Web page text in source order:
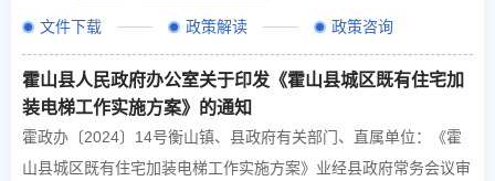
文件下载 政策解读 政策咨询
霍山县人民政府办公室关于印发《霍山县城区既有住宅加
装电梯工作实施方案》的通知
霍政办〔2024〕14号衡山镇、县政府有关部门、直属单位：《霍
山县城区既有住宅加装电梯工作实施方案》业经县政府常务会议审